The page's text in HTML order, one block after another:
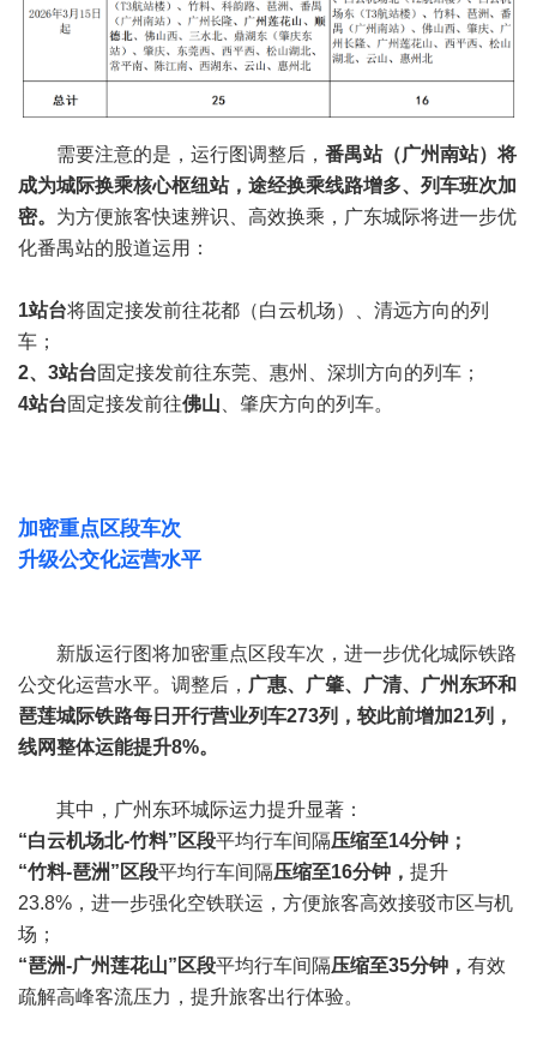
需要注意的是，运行图调整后， 番禺站（广州南站）将
成为城际换乘核心枢纽站， 途经换乘线路增多、列车班次加
密。 为方便旅客快速辨识、高效换乘，广东城际将进一步优
化番禺站的股道运用：
1站台将固定接发前往花都（白云机场）、清远方向的列
车；
2、3站台固定接发前往东莞、惠州、深圳方向的列车；
4站台固定接发前往佛山 、肇庆方向的列车。
加密重点区段车次
升级公交化运营水平
新版运行图将加密重点区段车次，进一步优化城际铁路
公交化运营水平。调整后， 广惠、广肇、广清、广州东环和
琶莲城际铁路每日开行营业列车273列，较此前增加21列，
线网整体运能提升8%。
其中，广州东环城际运力提升显著：
“白云机场北-竹料”区段平均行车间隔压缩至14分钟；
“竹料-琶洲”区段平均行车间隔压缩至16分钟， 提升
23.8%，进一步强化空铁联运，方便旅客高效接驳市区与机
场；
“琶洲-广州莲花山”区段平均行车间隔压缩至35分钟， 有效
疏解高峰客流压力，提升旅客出行体验。